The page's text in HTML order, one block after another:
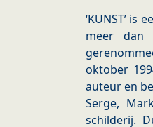
‘KUNST’ is
meer dan
oktober
auteur en
Serge,
schilderij.